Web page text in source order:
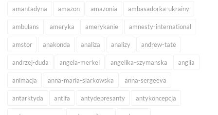
amantadyna amazon amazonia ambasadorka-ukrainy
ambulans ameryka amerykanie amnesty-international
amstor anakonda analiza analizy andrew-tate
andrzej-duda angela-merkel angelika-szymanska anglia
animacja anna-maria-siarkowska anna-sergeeva
antarktyda antifa antydepresanty antykoncepcja